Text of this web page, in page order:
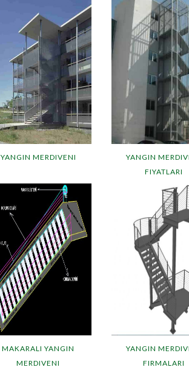
YANGIN MERDIVENI
YANGIN
FIYATLARI
MAKARALI YANGIN
MERDIVENI
YANGIN
FIRMALARI